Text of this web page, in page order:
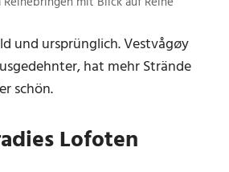
und ursprünglich. Vestvågøy
hat mehr Strände
schön.
Lofoten